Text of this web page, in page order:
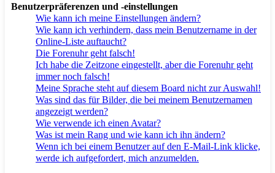
Benutzerpräferenzen und -einstellungen
Wie kann ich meine Einstellungen ändern?
Wie kann ich verhindern, dass mein Benutzername in der
Online-Liste auftaucht?
Die Forenuhr geht falsch!
Ich habe die Zeitzone eingestellt, aber die Forenuhr geht
immer noch falsch!
Meine Sprache steht auf diesem Board nicht zur Auswahl!
Was sind das für Bilder, die bei meinem Benutzernamen
angezeigt werden?
Wie verwende ich einen Avatar?
Was ist mein Rang und wie kann ich ihn ändern?
Wenn ich bei einem Benutzer auf den E-Mail-Link klicke,
werde ich aufgefordert, mich anzumelden.